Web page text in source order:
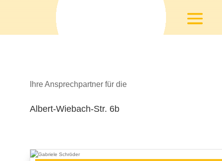
Ihre Ansprechpartner für die
Albert-Wiebach-Str. 6b